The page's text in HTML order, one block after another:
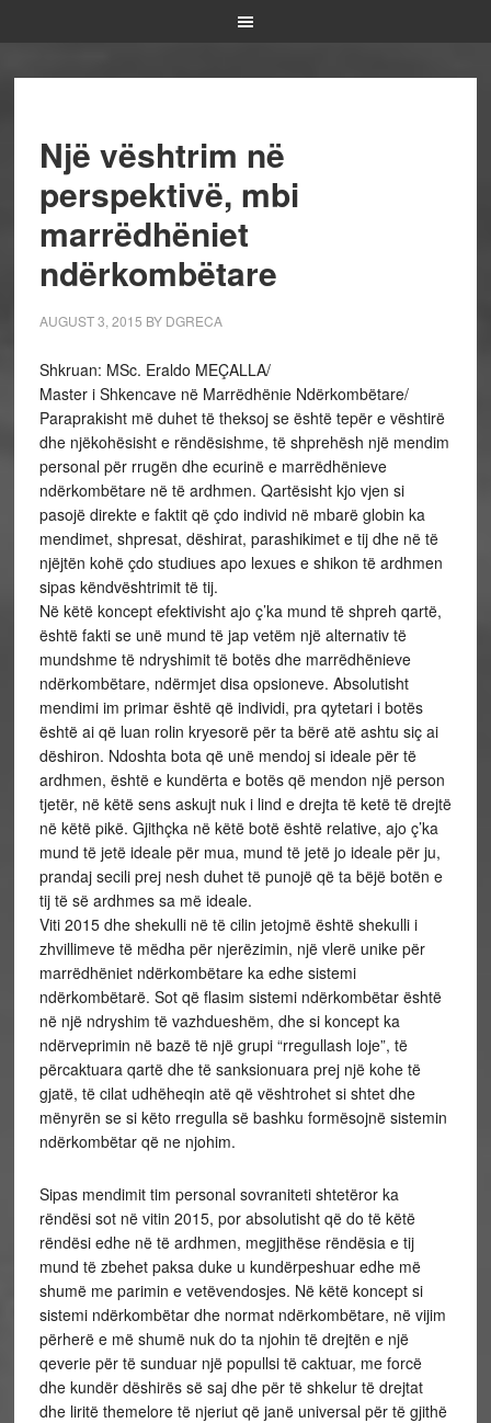
Një vështrim në
perspektivë, mbi
marrëdhëniet
ndërkombëtare
AUGUST 3, 2015 BY DGRECA
Shkruan: MSc. Eraldo MEÇALLA/
Master i Shkencave në Marrëdhënie Ndërkombëtare/
Paraprakisht më duhet të theksoj se është tepër e vështirë
dhe njëkohësisht e rëndësishme, të shprehësh një mendim
personal për rrugën dhe ecurinë e marrëdhënieve
ndërkombëtare në të ardhmen. Qartësisht kjo vjen si
pasojë direkte e faktit që çdo individ në mbarë globin ka
mendimet, shpresat, dëshirat, parashikimet e tij dhe në të
njëjtën kohë çdo studiues apo lexues e shikon të ardhmen
sipas këndvështrimit të tij.
Në këtë koncept efektivisht ajo ç’ka mund të shpreh qartë,
është fakti se unë mund të jap vetëm një alternativ të
mundshme të ndryshimit të botës dhe marrëdhënieve
ndërkombëtare, ndërmjet disa opsioneve. Absolutisht
mendimi im primar është që individi, pra qytetari i botës
është ai që luan rolin kryesorë për ta bërë atë ashtu siç ai
dëshiron. Ndoshta bota që unë mendoj si ideale për të
ardhmen, është e kundërta e botës që mendon një person
tjetër, në këtë sens askujt nuk i lind e drejta të ketë të drejtë
në këtë pikë. Gjithçka në këtë botë është relative, ajo ç’ka
mund të jetë ideale për mua, mund të jetë jo ideale për ju,
prandaj secili prej nesh duhet të punojë që ta bëjë botën e
tij të së ardhmes sa më ideale.
Viti 2015 dhe shekulli në të cilin jetojmë është shekulli i
zhvillimeve të mëdha për njerëzimin, një vlerë unike për
marrëdhëniet ndërkombëtare ka edhe sistemi
ndërkombëtarë. Sot që flasim sistemi ndërkombëtar është
në një ndryshim të vazhdueshëm, dhe si koncept ka
ndërveprimin në bazë të një grupi “rregullash loje”, të
përcaktuara qartë dhe të sanksionuara prej një kohe të
gjatë, të cilat udhëheqin atë që vështrohet si shtet dhe
mënyrën se si këto rregulla së bashku formësojnë sistemin
ndërkombëtar që ne njohim.
Sipas mendimit tim personal sovraniteti shtetëror ka
rëndësi sot në vitin 2015, por absolutisht që do të këtë
rëndësi edhe në të ardhmen, megjithëse rëndësia e tij
mund të zbehet paksa duke u kundërpeshuar edhe më
shumë me parimin e vetëvendosjes. Në këtë koncept si
sistemi ndërkombëtar dhe normat ndërkombëtare, në vijim
përherë e më shumë nuk do ta njohin të drejtën e një
qeverie për të sunduar një popullsi të caktuar, me forcë
dhe kundër dëshirës së saj dhe për të shkelur të drejtat
dhe liritë themelore të njeriut që janë universal për të gjithë